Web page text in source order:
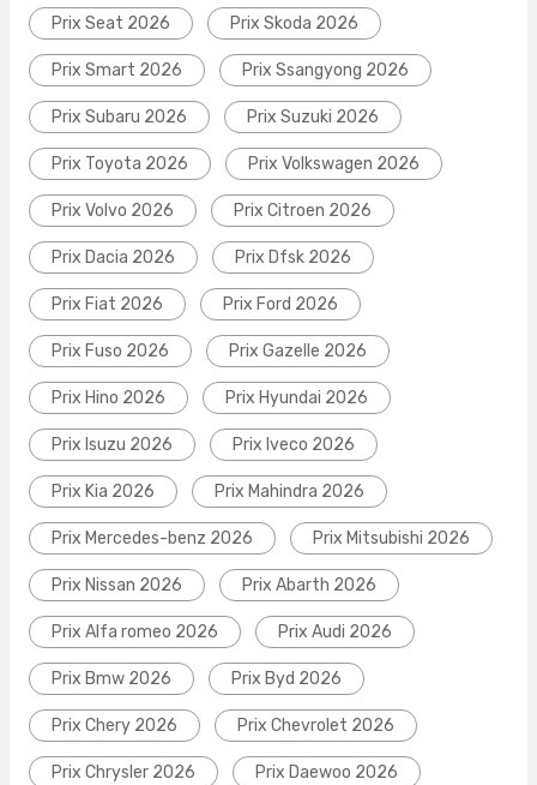
Prix Seat 2026 Prix Skoda 2026
Prix Smart 2026 Prix Ssangyong 2026
Prix Subaru 2026 Prix Suzuki 2026
Prix Toyota 2026 Prix Volkswagen 2026
Prix Volvo 2026 Prix Citroen 2026
Prix Dacia 2026 Prix Dfsk 2026
Prix Fiat 2026 Prix Ford 2026
Prix Fuso 2026 Prix Gazelle 2026
Prix Hino 2026 Prix Hyundai 2026
Prix Isuzu 2026 Prix Iveco 2026
Prix Kia 2026 Prix Mahindra 2026
Prix Mercedes-benz 2026 Prix Mitsubishi 2026
Prix Nissan 2026 Prix Abarth 2026
Prix Alfa romeo 2026 Prix Audi 2026
Prix Bmw 2026 Prix Byd 2026
Prix Chery 2026 Prix Chevrolet 2026
Prix Chrysler 2026 Prix Daewoo 2026